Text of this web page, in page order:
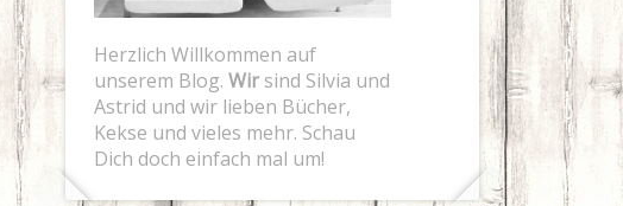
Herzlich Willkommen auf
unserem Blog.Wir sind Silvia und
Astrid und wir lieben Bücher,
Kekse und vieles mehr. Schau
Dich doch einfach mal um!